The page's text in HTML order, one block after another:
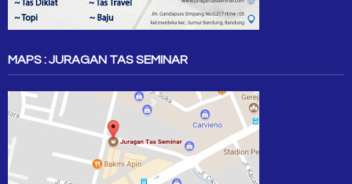
MAPS : JURAGAN TAS SEMINAR